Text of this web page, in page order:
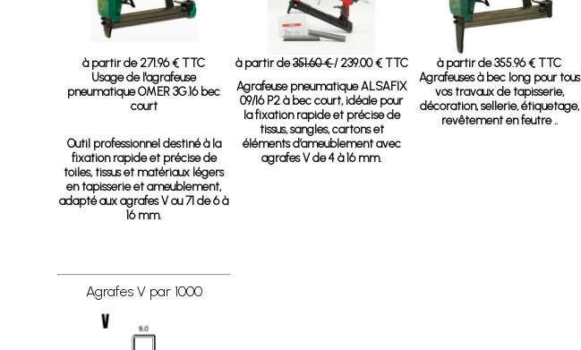
à partir de 271.96 € TTC
Usage de l'agrafeuse
pneumatique OMER 3G.16 bec
court
Outil professionnel destiné à la
fixation rapide et précise de
toiles, tissus et matériaux légers
en tapisserie et ameublement,
adapté aux agrafes V ou 71 de 6 à
16 mm.
à partir de351.60 €/ 239.00 € TTC
Agrafeuse pneumatique ALSAFIX
09/16 P2 à bec court, idéale pour
la fixation rapide et précise de
tissus, sangles, cartons et
éléments d’ameublement avec
agrafes V de 4 à 16 mm.
à partir de 355.96 € TTC
Agrafeuses à bec long pour tous
vos travaux de tapisserie,
décoration, sellerie, étiquetage,
revêtement en feutre ..
Agrafes V par 1000